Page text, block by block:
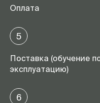
Оплата
5
Поставка (обучение
эксплуатацию)
6